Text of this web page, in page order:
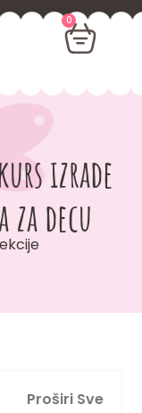
0
izrade
decu
Proširi Sve